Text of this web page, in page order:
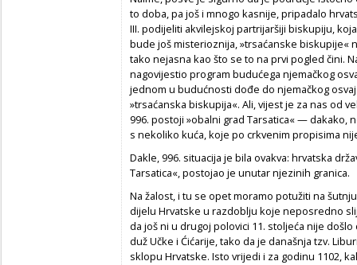
to doba, pa još i mnogo kasnije, pripadalo
III. podijeliti akvilejskoj partrijaršiji biskupiju,
bude još misterioznija, »trsaćanske biskupije«
tako nejasna kao što se to na prvi pogled čini.
nagovijestio program budućega njemačkog
jednom u budućnosti dođe do njemačkog
»trsaćanska biskupija«. Ali, vijest je za nas od
996. postoji »obalni grad Tarsatica« — dakako,
s nekoliko kuća, koje po crkvenim propisima
Dakle, 996. situacija je bila ovakva: hrvatska
Tarsatica«, postojao je unutar njezinih granica.
Na žalost, i tu se opet moramo potužiti na
dijelu Hrvatske u razdoblju koje neposredno
da još ni u drugoj polovici 11. stoljeća nije
duž Učke i Ćićarije, tako da je današnja tzv.
sklopu Hrvatske. Isto vrijedi i za godinu 1102,